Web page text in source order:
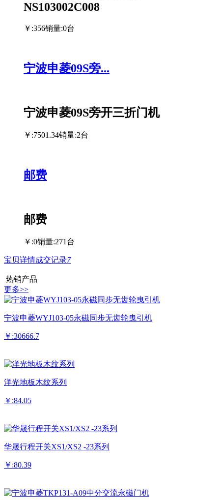
NS103002C008
￥:356销量:0台
宁波申菱09S旁...
宁波申菱09S旁开三折门机
￥:7501.34销量:2台
邮费
邮费
￥:0销量:271台
宝贝详情成交记录7
热销产品
更多>>
宁波申菱WYJ103-05永磁同步无齿轮曳引机
￥:30666.7
洋光地板木纹系列
￥:84.05
华晟行程开关XS1/XS2 -23系列
￥:80.39